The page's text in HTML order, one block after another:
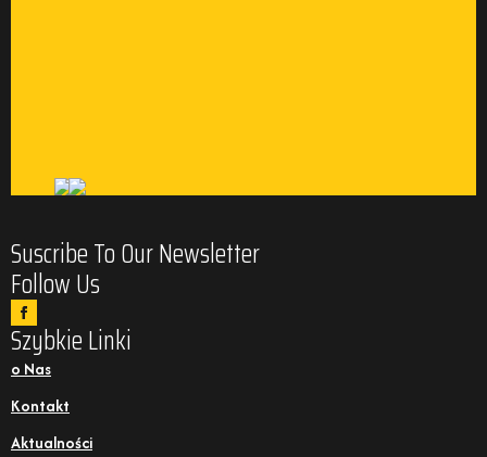
Suscribe To Our Newsletter
Follow Us
Szybkie Linki
o Nas
Kontakt
Aktualności